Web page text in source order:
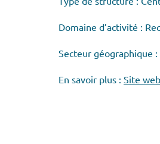
Domaine d’activité :
Secteur géographique :
En savoir plus : Site web